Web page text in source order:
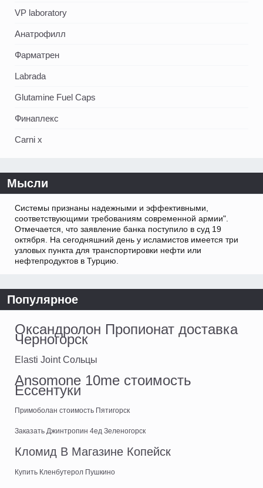
VP laboratory
Анатрофилл
Фарматрен
Labrada
Glutamine Fuel Caps
Финаплекс
Carni x
Мысли
Системы признаны надежными и эффективными,
соответствующими требованиям современной армии".
Отмечается, что заявление банка поступило в суд 19
октября. На сегодняшний день у исламистов имеется три
узловых пункта для транспортировки нефти или
нефтепродуктов в Турцию.
Популярное
Оксандролон Пропионат доставка
Черногорск
Elasti Joint Сольцы
Ansomone 10me стоимость
Ессентуки
Примоболан стоимость Пятигорск
Заказать Джинтропин 4ед Зеленогорск
Кломид В Магазине Копейск
Купить Кленбутерол Пушкино